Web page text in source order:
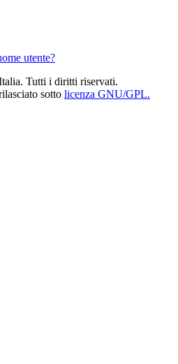
utente?
Tutti i diritti riservati.
sotto licenza GNU/GPL.